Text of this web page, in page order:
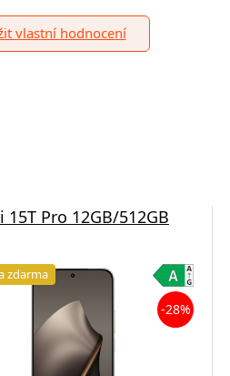
vlastní hodnocení
15T Pro 12GB/512GB
zdarma
-28%